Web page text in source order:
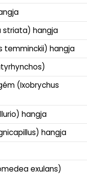
striata) hangja
temminckii) hangja
(Ixobrychus
hangja
hangja
exulans)